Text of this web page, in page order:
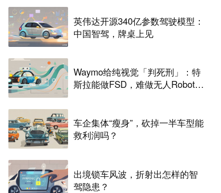
英伟达开源340亿参数驾驶模型：
中国智驾，牌桌上见
Waymo给纯视觉「判死刑」：特
斯拉能做FSD，难做无人Robota
车企集体“瘦身”，砍掉一半车型能
救利润吗？
出境锁车风波，折射出怎样的智
驾隐患？